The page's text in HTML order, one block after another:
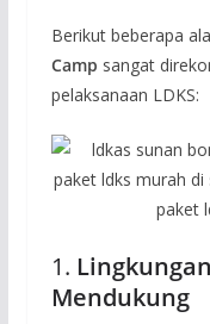
Berikut beberapa
Camp sangat
pelaksanaan LDKS:
1.
Mendukung